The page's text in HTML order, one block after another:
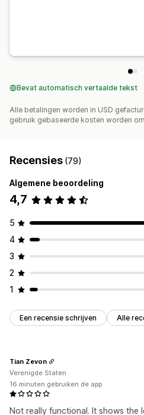
Bevat automatisch vertaalde tekst
Alle betalingen worden in USD
gebruik gebaseerde kosten worden
Recensies (79)
Algemene beoordeling
4,7
5
4
3
2
1
Een recensie schrijven Alle
Not really functional. It shows
Tian Zevon
Verenigde Staten
16 minuten gebruiken de app